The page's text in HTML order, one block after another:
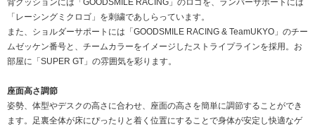
「レーシングミクロゴ」を刺繍であしらっています。
また、ショルダーサポートには「GOODSMILE RACING & TeamUKYO」のチー
ムゼッケン番号と、チームカラーをイメージしたストライプラインを採用。お
部屋に「SUPER GT」の雰囲気を彩ります。
座面高さ調節
姿勢、体型やデスクの高さに合わせ、座面の高さを簡単に調節することができ
ます。足裏全体が床にぴったりと着く位置にすることで身体が安定し快適なゲ